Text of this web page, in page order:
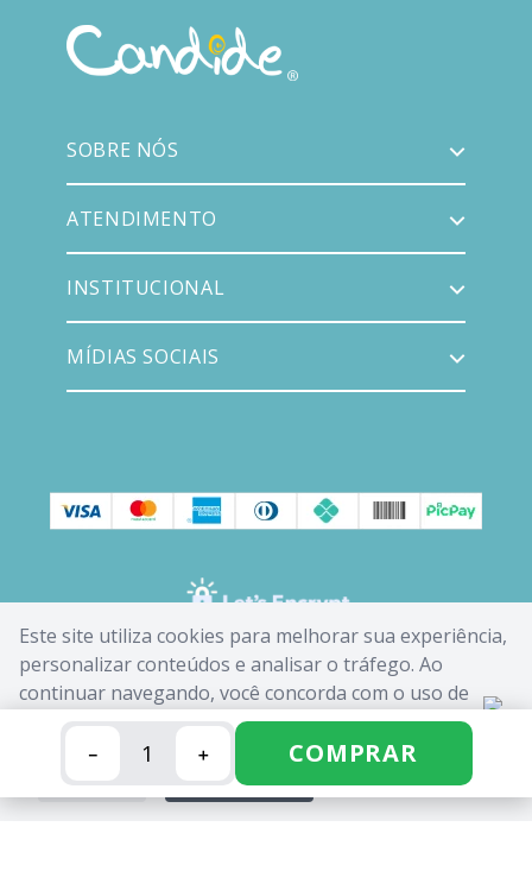
Este site utiliza cookies para melhorar sua experiência,
personalizar conteúdos e analisar o tráfego. Ao
continuar navegando, você concorda com o uso de
cookies. Saiba mais em nossaPolítica de Cookies.
ACEITAR
＋
－ COMPRAR
SOBRE NÓS
ATENDIMENTO
INSTITUCIONAL
MÍDIAS SOCIAIS